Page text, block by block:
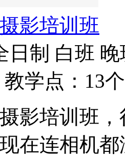
影培训班
日制 白班 晚
教学点：13个
影培训班
在连相机